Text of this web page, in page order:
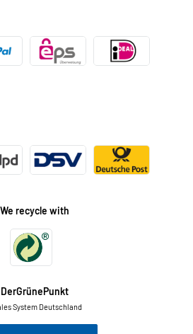
We recycle with
DerGrünePunkt
System Deutschland